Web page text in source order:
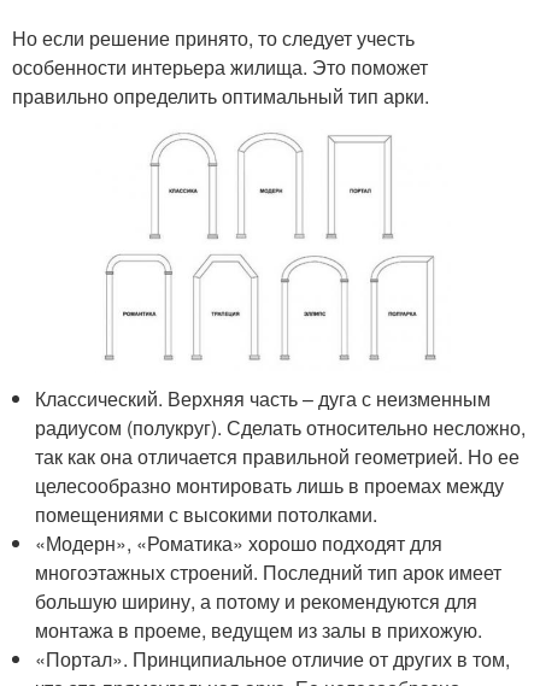
Но если решение принято, то следует учесть
особенности интерьера жилища. Это поможет
правильно определить оптимальный тип арки.
Классический. Верхняя часть – дуга с неизменным
радиусом (полукруг). Сделать относительно несложно,
так как она отличается правильной геометрией. Но ее
целесообразно монтировать лишь в проемах между
помещениями с высокими потолками.
«Модерн», «Роматика» хорошо подходят для
многоэтажных строений. Последний тип арок имеет
большую ширину, а потому и рекомендуются для
монтажа в проеме, ведущем из залы в прихожую.
«Портал». Принципиальное отличие от других в том,